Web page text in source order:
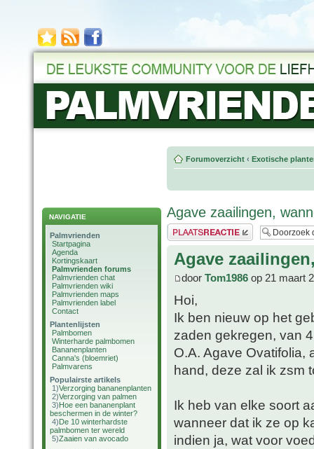
NAVIGATIE
Palmvrienden
Startpagina
Agenda
Kortingskaart
Palmvrienden forums
Palmvrienden chat
Palmvrienden wiki
Palmvrienden maps
Palmvrienden label
Contact
Plantenlijsten
Palmbomen
Winterharde palmbomen
Bananenplanten
Canna's (bloemriet)
Palmvarens
Populairste artikels
1)Verzorging bananenplanten
2)Verzorging van palmen
3)Hoe een bananenplant
beschermen in de winter?
4)De 10 winterhardste
palmbomen ter wereld
5)Zaaien van avocado
Forumoverzicht ‹ Exotische
Agave zaailingen,
Plaats een reactie
Agave
door Tom1986 op 21 maart
Hoi,
Ik ben nieuw op het
zaden gekregen, van
O.A. Agave Ovatifolia,
hand, deze zal ik zsm
Ik heb van elke soort
wanneer dat ik ze op
indien ja, wat voor